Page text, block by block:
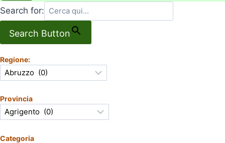
Search for:
Search Button
Regione:
Provincia
Categoria